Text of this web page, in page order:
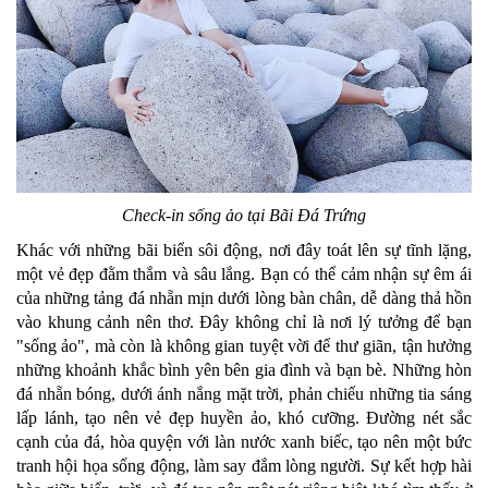
Check-in sống ảo tại Bãi Đá Trứng
Khác với những bãi biển sôi động, nơi đây toát lên sự tĩnh lặng,
một vẻ đẹp đằm thắm và sâu lắng. Bạn có thể cảm nhận sự êm ái
của những tảng đá nhẵn mịn dưới lòng bàn chân, dễ dàng thả hồn
vào khung cảnh nên thơ. Đây không chỉ là nơi lý tưởng để bạn
"sống ảo", mà còn là không gian tuyệt vời để thư giãn, tận hưởng
những khoảnh khắc bình yên bên gia đình và bạn bè. Những hòn
đá nhẵn bóng, dưới ánh nắng mặt trời, phản chiếu những tia sáng
lấp lánh, tạo nên vẻ đẹp huyền ảo, khó cưỡng. Đường nét sắc
cạnh của đá, hòa quyện với làn nước xanh biếc, tạo nên một bức
tranh hội họa sống động, làm say đắm lòng người. Sự kết hợp hài